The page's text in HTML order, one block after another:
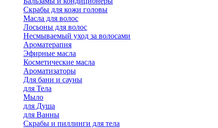
Скрабы для кожи головы
Масла для волос
Лосьоны для волос
Несмываемый уход за волосами
Ароматерапия
Эфирные масла
Косметические масла
Ароматизаторы
Для бани и сауны
для Тела
Мыло
для Душа
для Ванны
Скрабы и пиллинги для тела